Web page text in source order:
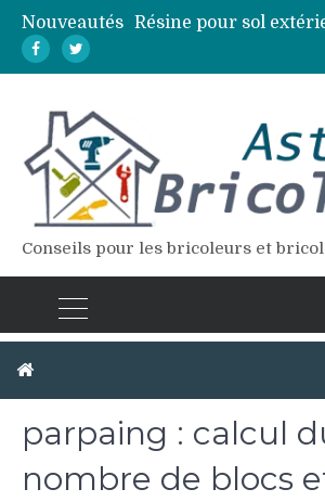
Nouveautés
Conseils pour les bricoleurs et
Construire un mur
parpaing : calcul
nombre de blocs